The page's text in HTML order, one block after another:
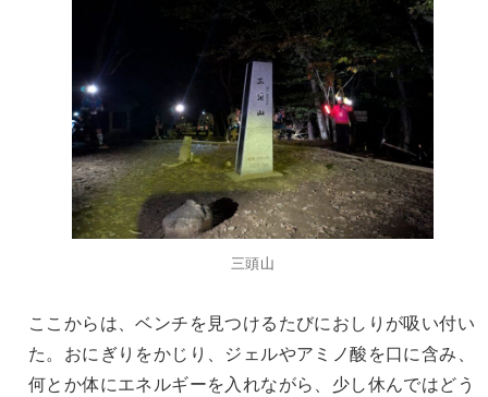
三頭山
ここからは、ベンチを見つけるたびにおしりが吸い付い
た。おにぎりをかじり、ジェルやアミノ酸を口に含み、
何とか体にエネルギーを入れながら、少し休んではどう